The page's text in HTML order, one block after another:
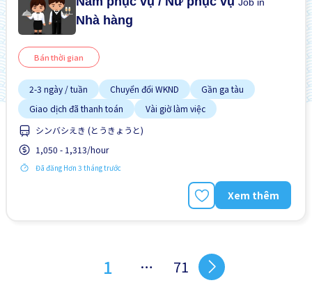
Nhà hàng
Bán thời gian
2-3 ngày / tuần Chuyển đổi WKND
Gần ga tàu
Giao dịch đã thanh toán
Vài giờ làm việc
シンバシえき (とうきょうと)
1,050 - 1,313/hour
Đã đăng Hơn 3 tháng trước
Xem thêm
1 … 71